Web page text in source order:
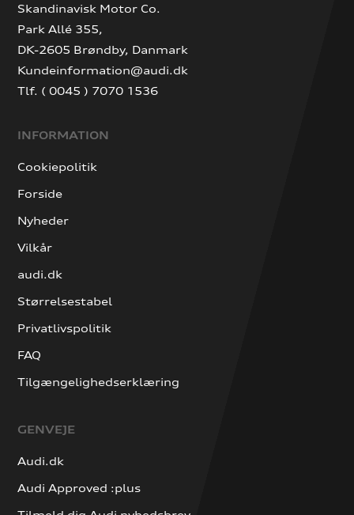
Skandinavisk Motor Co.
Park Allé 355,
DK-2605 Brøndby, Danmark
Kundeinformation@audi.dk
Tlf. ( 0045 ) 7070 1536
INFORMATION
Cookiepolitik
Forside
Nyheder
Vilkår
audi.dk
Størrelsestabel
Privatlivspolitik
FAQ
Tilgængelighedserklæring
GENVEJE
Audi.dk
Audi Approved :plus